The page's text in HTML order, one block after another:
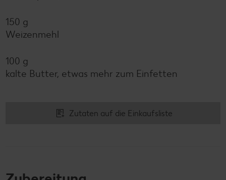
150 g
Weizenmehl
100 g
kalte Butter, etwas mehr zum Einfetten
Zutaten auf die Einkaufsliste